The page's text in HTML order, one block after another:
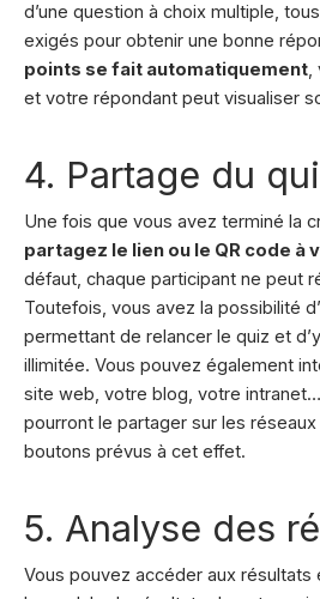
d’une question à choix multiple,
exigés pour obtenir une bonne
points se fait automatiquement,
et votre répondant peut visualiser
4. Partage du
Une fois que vous avez terminé la
partagez le lien ou le QR code à
défaut, chaque participant ne peut
Toutefois, vous avez la possibilité
permettant de relancer le quiz et
illimitée. Vous pouvez également
site web, votre blog, votre
pourront le partager sur les
boutons prévus à cet effet.
5. Analyse des
Vous pouvez accéder aux résultats